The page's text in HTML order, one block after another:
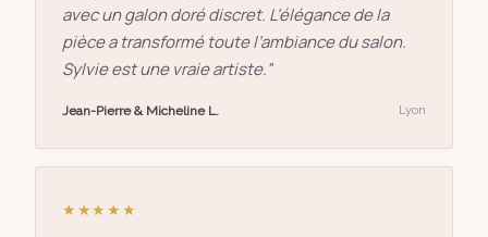
avec un galon doré discret. L’élégance de la
pièce a transformé toute l’ambiance du salon.
Sylvie est une vraie artiste.”
Jean-Pierre & Micheline L. Lyon
★★★★★